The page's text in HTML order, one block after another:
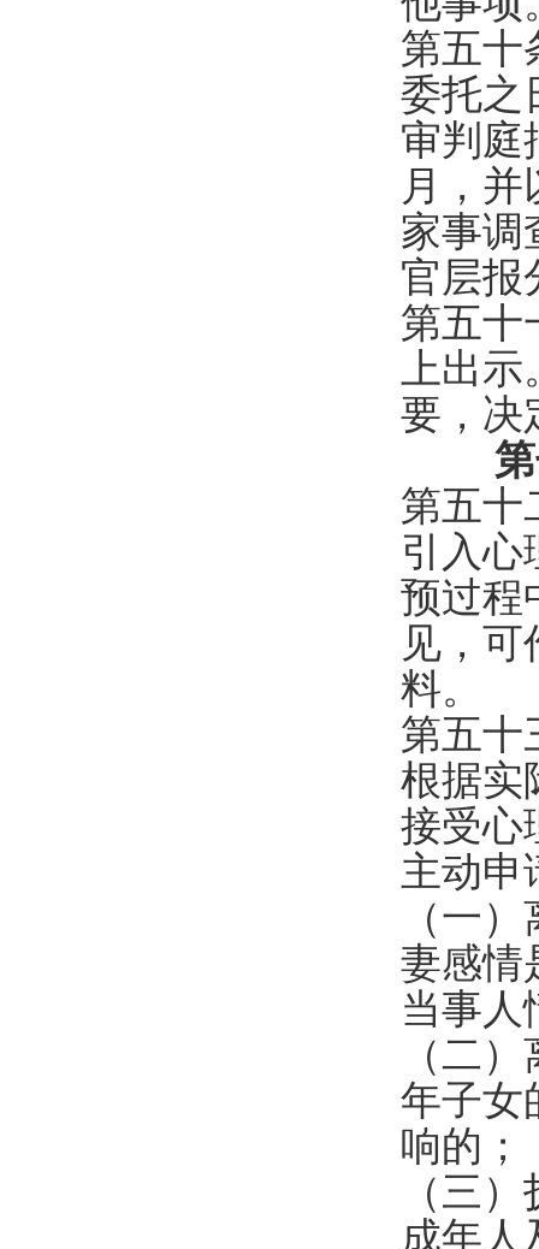
第五
委托之
审判庭
月，
家事调
官层报
第五
上出
要，决
第五
引入心
预过程
见，
料。
第五
根据实
接受心
主动申
（一
妻感情
当事人
（二
年子女
响的；
（三
成年人